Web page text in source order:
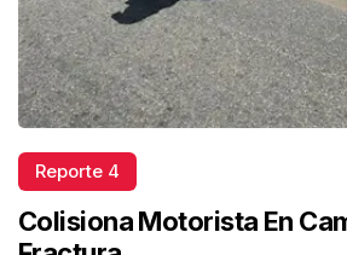
Reporte 4
Colisiona Motorista En